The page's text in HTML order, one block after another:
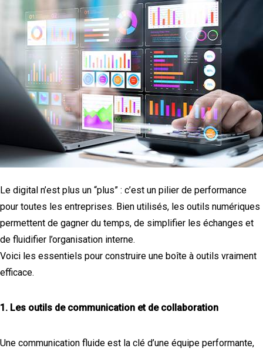
Le digital n’est plus un “plus” : c’est un pilier de performance
pour toutes les entreprises. Bien utilisés, les outils numériques
permettent de gagner du temps, de simplifier les échanges et
de fluidifier l’organisation interne.
Voici les essentiels pour construire une boîte à outils vraiment
efficace.
1. Les outils de communication et de collaboration
Une communication fluide est la clé d’une équipe performante,